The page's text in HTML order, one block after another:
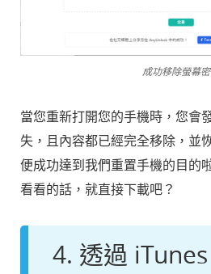
成功移除螢幕
當您重新打開您的手機時，您會
失，且內容都已經完全移除，並
便成功達到我們重置手機的目的
看看的話，就直接下載吧？
4. 透過